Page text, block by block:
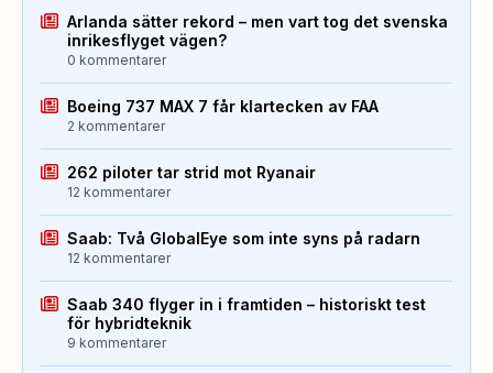
Arlanda sätter rekord – men vart tog det svenska
inrikesflyget vägen?
0 kommentarer
Boeing 737 MAX 7 får klartecken av FAA
2 kommentarer
262 piloter tar strid mot Ryanair
12 kommentarer
Saab: Två GlobalEye som inte syns på radarn
12 kommentarer
Saab 340 flyger in i framtiden – historiskt test
för hybridteknik
9 kommentarer